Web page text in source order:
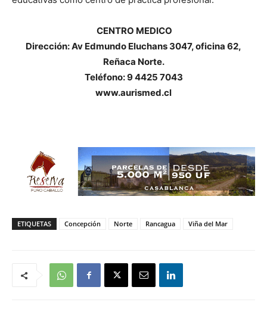
CENTRO MEDICO
Dirección: Av Edmundo Eluchans 3047, oficina 62,
Reñaca Norte.
Teléfono: 9 4425 7043
www.aurismed.cl
ETIQUETAS Concepción Norte Rancagua Viña del Mar